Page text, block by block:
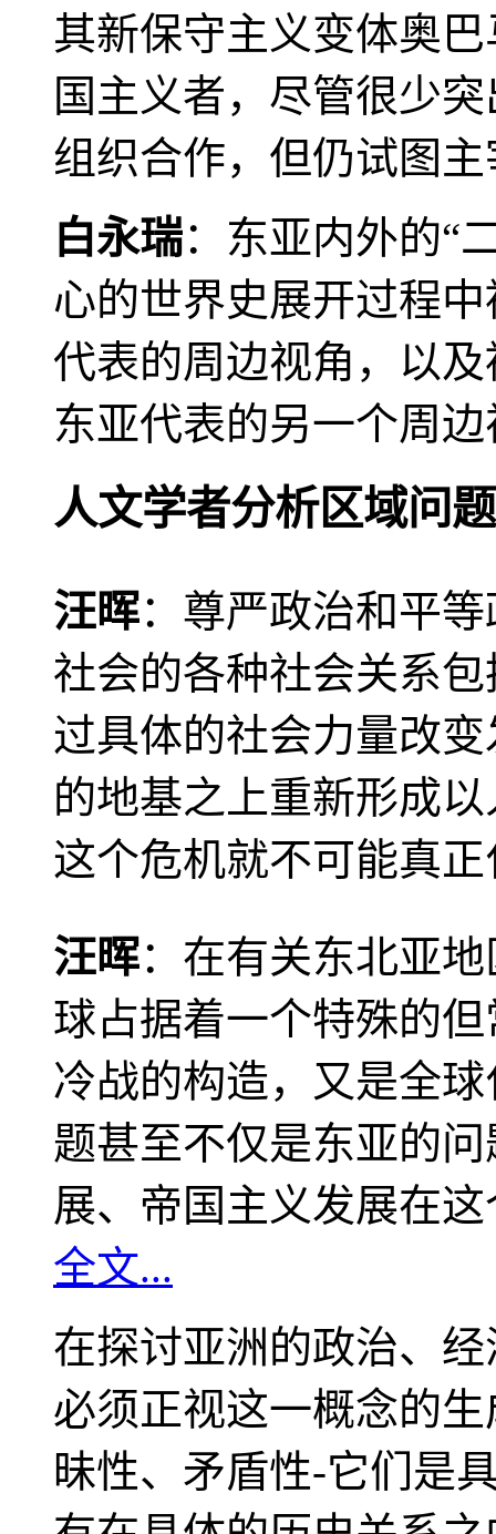
其新保守主义变体奥
国主义者，尽管很少
组织合作，但仍试图
白永瑞：东亚内外的“
心的世界史展开过程
代表的周边视角，以
东亚代表的另一个周
人文学者分析区域问题
汪晖：尊严政治和平
社会的各种社会关系
过具体的社会力量改
的地基之上重新形成
这个危机就不可能真
汪晖：在有关东北亚
球占据着一个特殊的
冷战的构造，又是全
题甚至不仅是东亚的
展、帝国主义发展在
全文...
在探讨亚洲的政治、
必须正视这一概念的
昧性、矛盾性-它们是